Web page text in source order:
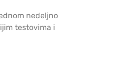
nedeljno
testovima i